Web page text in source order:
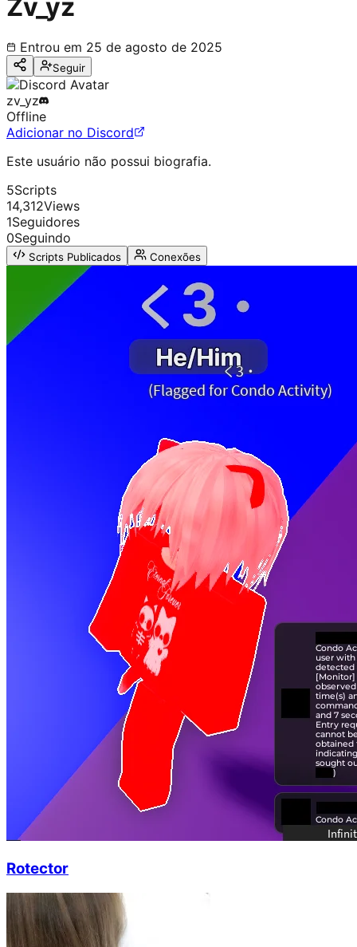
Zv_yz
Entrou em 25 de agosto de 2025
Seguir
zv_yz
Offline
Adicionar no Discord
Este usuário não possui biografia.
5Scripts
14,312Views
1Seguidores
0Seguindo
Scripts Publicados Conexões
Rotector